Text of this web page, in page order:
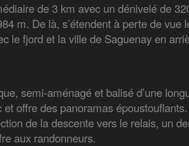
de 3 km avec un dénivelé de
m. De là, s’étendent à perte de vue
le fjord et la ville de Saguenay en
semi-aménagé et balisé d’une
offre des panoramas
de la descente vers le relais, un
aux randonneurs.